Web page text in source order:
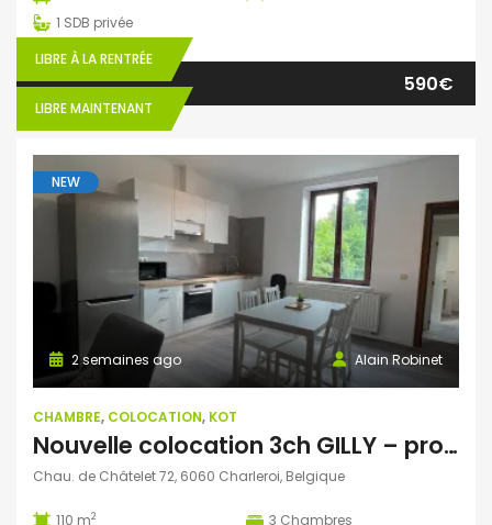
1 SDB privée
LIBRE À LA RENTRÉE
LIBRE MAINTENANT
590€
NEW
Alain Robinet
2 semaines ago
CHAMBRE, COLOCATION, KOT
Nouvelle colocation 3ch GILLY – proche GHDC site Viviers
Chau. de Châtelet 72, 6060 Charleroi, Belgique
110 m2 3 Chambres